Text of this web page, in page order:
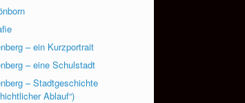
– ein Kurzportrait
– eine Schulstadt
– Stadtgeschichte
Ablauf“)